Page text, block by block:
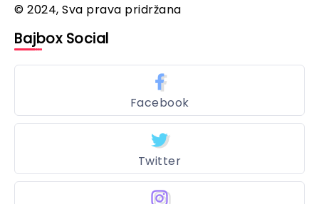
© 2024, Sva prava pridržana
Bajbox Social
Facebook
Twitter